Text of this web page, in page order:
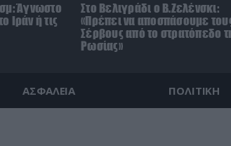
Άγνωστο
Ιράν ή τις
Στο Βελιγράδι ο Β.Ζελένσκι:
«Πρέπει να αποσπάσουμε
Σέρβους από το στρατόπεδο
Ρωσίας»
ΑΣΦΑΛΕΙΑ ΠΟΛΙΤΙΚΗ